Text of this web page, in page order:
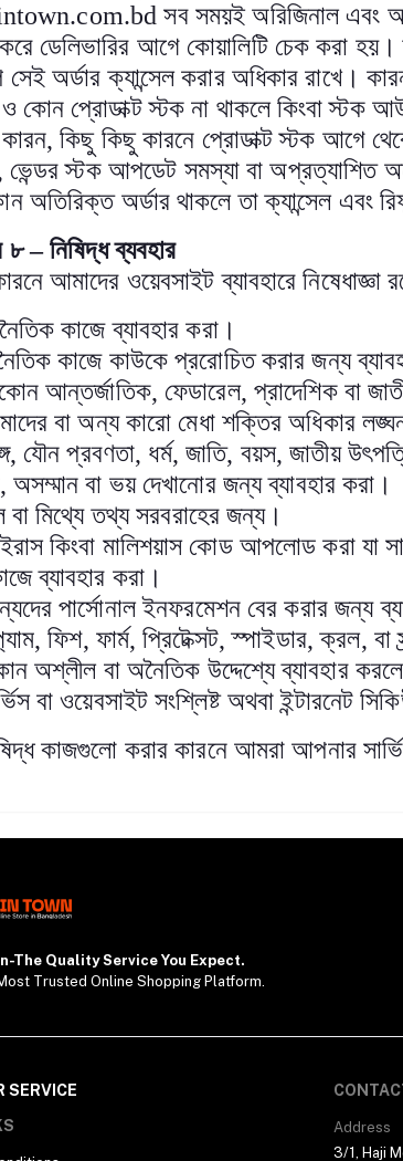
সব সময়ই অরিজিনাল এবং
ডেলিভারির আগে কোয়ালিটি চেক করা হয়।
সেই অর্ডার ক্যান্সেল করার অধিকার রাখে।
কোন প্রোডাক্ট স্টক না থাকলে কিংবা স্টক
,কিছু কিছু কারনে প্রোডাক্ট স্টক আগে
ভেন্ডর স্টক আপডেট সমস্যা বা অপ্রত্যাশিত
অতিরিক্ত অর্ডার থাকলে তা ক্যান্সেল এবং
৮–নিষিদ্ধ ব্যবহার
আমাদের ওয়েবসাইট ব্যাবহারে নিষেধাজ্ঞা
কাজে ব্যাবহার করা।
কাজে কাউকে প্ররোচিত করার জন্য
আন্তর্জাতিক, ফেডারেল, প্রাদেশিক বা
বা অন্য কারো মেধা শক্তির অধিকার
, যৌন প্রবণতা, ধর্ম,জাতি, বয়স,জাতীয়
, অসম্মান বা ভয় দেখানোর জন্য ব্যাবহার করা ।
মিথ্যে তথ্য সরবরাহের জন্য।
কিংবা মালিশয়াস কোড আপলোড করা যা
ব্যাবহার করা ।
পার্সোনাল ইনফরমেশন বের করার জন্য
,ফিশ, ফার্ম,প্রিটেক্সট,স্পাইডার,ক্রল, বা
অশ্লীল বা অনৈতিক উদ্দেশ্যে ব্যাবহার করলে
বা ওয়েবসাইট সংশ্লিষ্ট অথবা ইন্টারনেট
কাজগুলো করার কারনে আমরা আপনার
The Quality Service You Expect.
Trusted Online Shopping Platform.
SERVICE
Address
3/1, Haji